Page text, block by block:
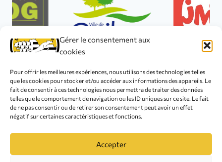
Gérer le consentement aux
cookies
Pour offrir les meilleures expériences, nous utilisons des technologies telles
que les cookies pour stocker et/ou accéder aux informations des appareils. Le
fait de consentir à ces technologies nous permettra de traiter des données
telles que le comportement de navigation ou les ID uniques sur ce site. Le fait
de ne pas consentir ou de retirer son consentement peut avoir un effet
négatif sur certaines caractéristiques et fonctions.
Accepter
© 2026 Club Canin de L'Iroise